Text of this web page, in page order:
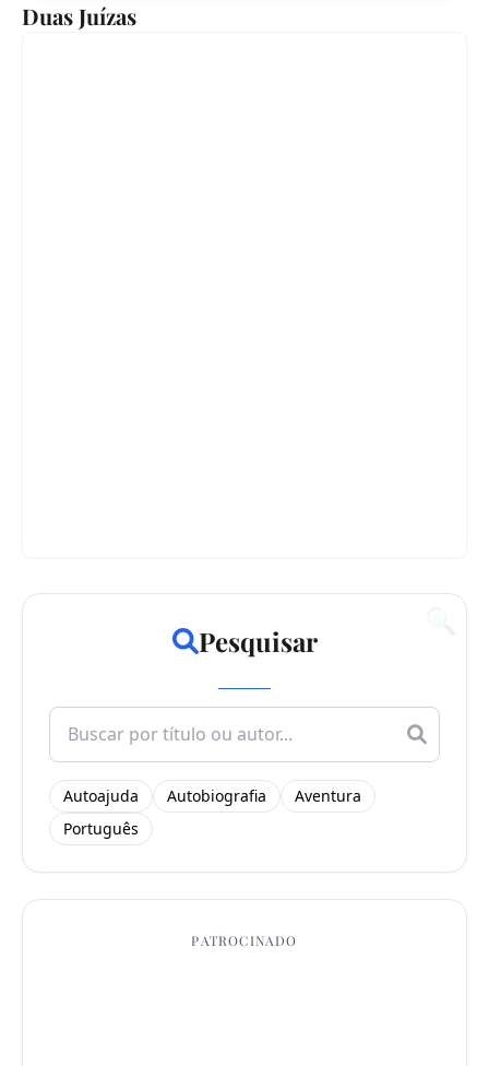
Duas Juízas
Pesquisar
Search
for:
Autoajuda Autobiografia
Aventura
Português
PATROCINADO